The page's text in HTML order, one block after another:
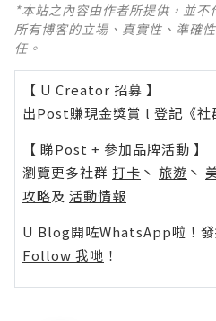
*本站之內容由作者所提供，並
所有博客的立場、真實性、準確
任。
【 U Creator 招募 】
出Post賺現金獎賞 l 登記《社
【 睇Post + 參加品牌活動 】
瀏覽更多社群 打卡 丶 旅遊 丶
攻略及 活動情報
U Blog開咗WhatsApp啦！發
Follow 我哋 ！